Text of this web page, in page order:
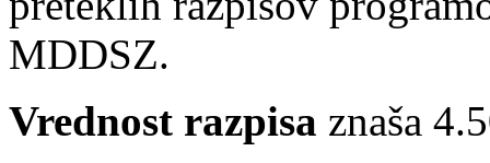
MDDSZ.
Vrednost razpisa znaša